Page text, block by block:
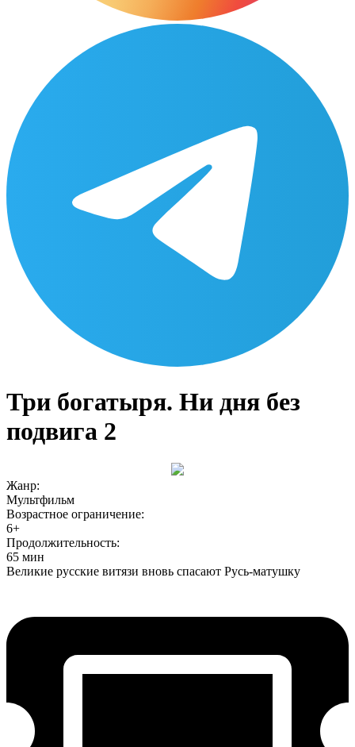
Три богатыря. Ни дня без
подвига 2
Жанр:
Mультфильм
Возрастное ограничение:
6+
Продолжительность:
65 мин
Великие русские витязи вновь спасают Русь-матушку